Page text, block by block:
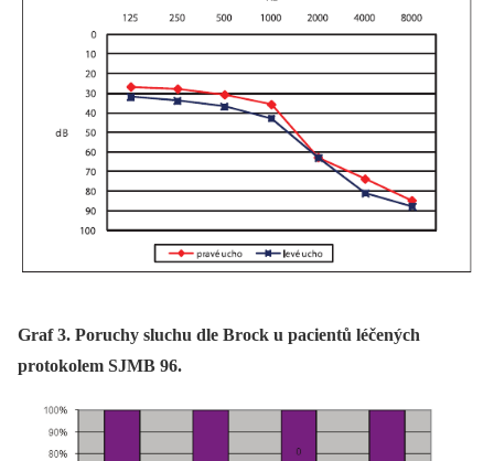
Graf 3. Poruchy sluchu dle Brock u pacientů léčených
protokolem SJMB 96.